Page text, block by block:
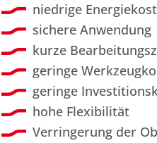
niedrige
sichere Anwendung
kurze
geringe
geringe
hohe Flexibilität
Verringerung der